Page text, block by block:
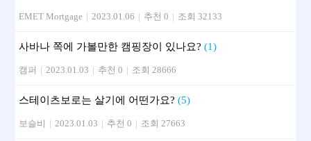
EMET Mortgage | 2023.01.06 | 추천 0 | 조회 32133
사바나 쪽에 가볼만한 캠핑장이 있나요?(1)
캠퍼 | 2023.01.03 | 추천 0 | 조회 28666
스테이츠보로는 살기에 어떤가요?(5)
보슬비 | 2023.01.03 | 추천 0 | 조회 27663